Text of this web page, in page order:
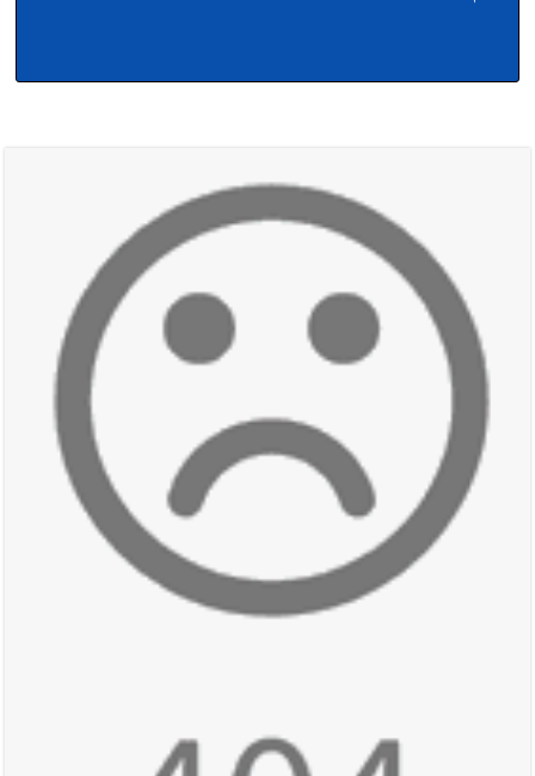
أخبار صيدا طنبوريت -قضاء صيدا تفتتح مهرجاناتها الصيفية
بدعوة من بلديتها الخميس ٦-٨-٢٠٢٦ مع الفنان المميز أدهم شلهوب
وبرنامج حافل وسهرات ممتعة...شاركونا الفرحة
النهائية للدرجة الثالثة .. بثلاثية مستحقة
أخبار لبنان
أسرار الصحف المحلية الصادرة في لبنان يوم الخميس